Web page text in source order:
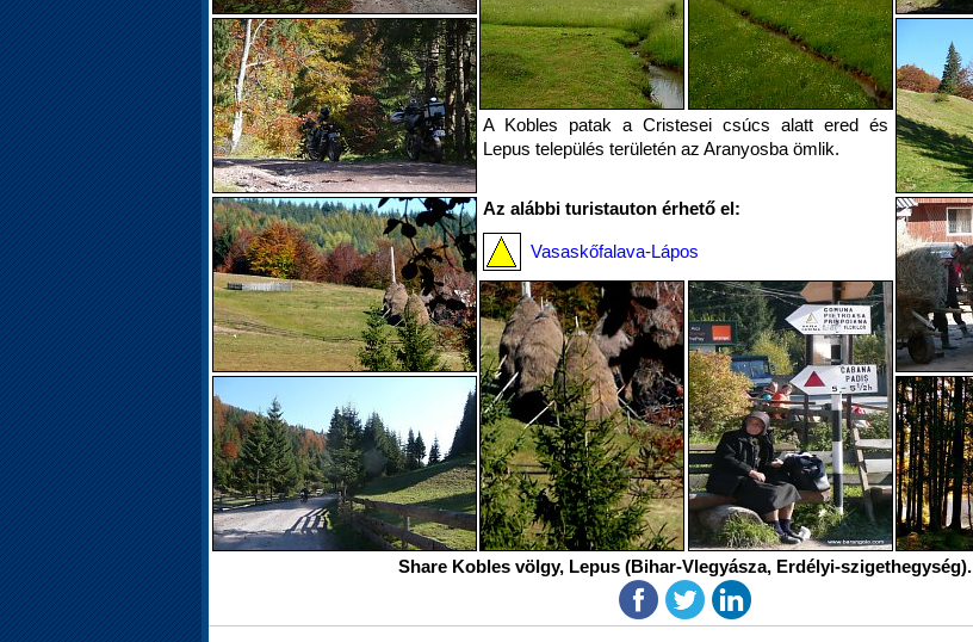
A Kobles patak a Cristesei csúcs alatt ered és
Lepus település területén az Aranyosba ömlik.
Az alábbi turistauton érhető el:
Vasaskőfalava-Lápos
Share Kobles völgy, Lepus (Bihar-Vlegyásza, Erdélyi-szigethegység).